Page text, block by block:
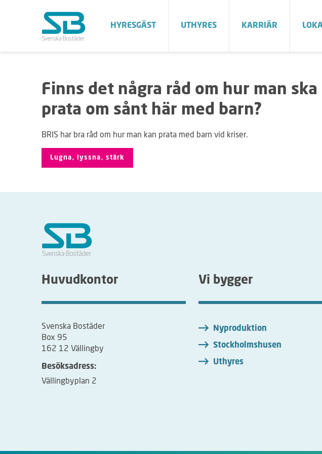
HYRESGÄST UTHYRES KARRIÄR
Finns det några råd om hur man ska
prata om sånt här med barn?
BRIS har bra råd om hur man kan prata med barn vid kriser.
Lugna, lyssna, stärk
Huvudkontor
Svenska Bostäder
Box 95
162 12 Vällingby
Besöksadress:
Vällingbyplan 2
Vi bygger
Nyproduktion
Stockholmshusen
Uthyres